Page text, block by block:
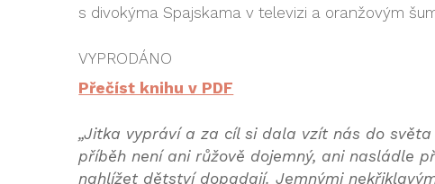
s divokýma Spajskama v televizi a oranžovým
VYPRODÁNO
Přečíst knihu v PDF
„Jitka vypráví a za cíl si dala vzít nás do
příběh není ani růžově dojemný, ani nasládle
nahlížet dětství dopadají. Jemnými